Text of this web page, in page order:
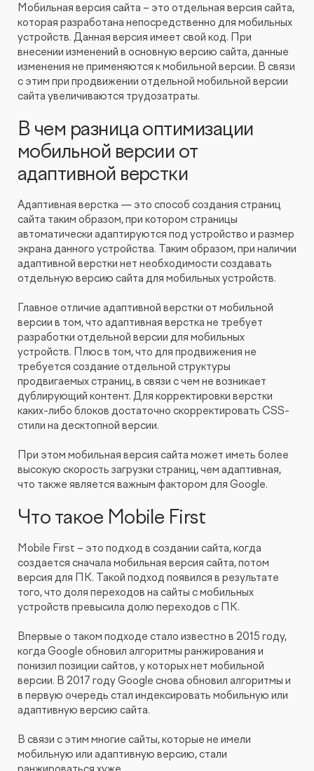
Мобильная версия сайта – это отдельная версия сайта,
которая разработана непосредственно для мобильных
устройств. Данная версия имеет свой код. При
внесении изменений в основную версию сайта, данные
изменения не применяются к мобильной версии. В связи
с этим при продвижении отдельной мобильной версии
сайта увеличиваются трудозатраты.
В чем разница оптимизации
мобильной версии от
адаптивной верстки
Адаптивная верстка — это способ создания страниц
сайта таким образом, при котором страницы
автоматически адаптируются под устройство и размер
экрана данного устройства. Таким образом, при наличии
адаптивной верстки нет необходимости создавать
отдельную версию сайта для мобильных устройств.
Главное отличие адаптивной верстки от мобильной
версии в том, что адаптивная верстка не требует
разработки отдельной версии для мобильных
устройств. Плюс в том, что для продвижения не
требуется создание отдельной структуры
продвигаемых страниц, в связи с чем не возникает
дублирующий контент. Для корректировки верстки
каких-либо блоков достаточно скорректировать CSS-
стили на десктопной версии.
При этом мобильная версия сайта может иметь более
высокую скорость загрузки страниц, чем адаптивная,
что также является важным фактором для Google.
Что такое Mobile First
Mobile First – это подход в создании сайта, когда
создается сначала мобильная версия сайта, потом
версия для ПК. Такой подход появился в результате
того, что доля переходов на сайты с мобильных
устройств превысила долю переходов с ПК.
Впервые о таком подходе стало известно в 2015 году,
когда Google обновил алгоритмы ранжирования и
понизил позиции сайтов, у которых нет мобильной
версии. В 2017 году Google снова обновил алгоритмы и
в первую очередь стал индексировать мобильную или
адаптивную версию сайта.
В связи с этим многие сайты, которые не имели
мобильную или адаптивную версию, стали